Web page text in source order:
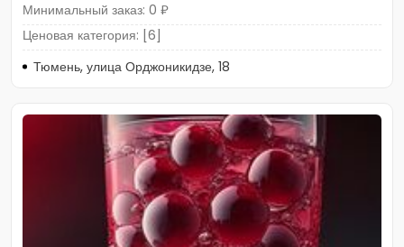
Минимальный заказ: 0 ₽
Ценовая категория: [6]
Тюмень, улица Орджоникидзе, 18